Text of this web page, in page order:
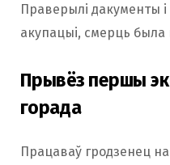
Праверылі дакументы і
акупацыі, смерць
Прывёз першы
горада
Працаваў гродзенец